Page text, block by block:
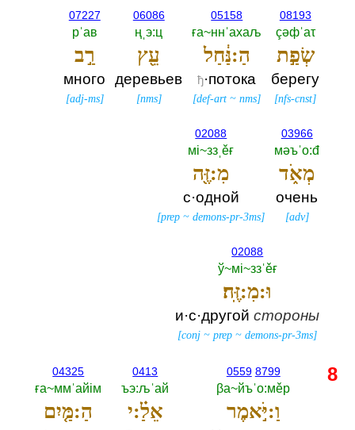
08193
çәфˈаτ
שְׂפַ֣ת
берегу
[nfs-cnst]
05158
ға~ннˈахаљ
הַ:נַּ֔חַל
ђ·потока
[def-art ~nms]
06086
ңˌэ:ц
עֵ֖ץ
деревьев
[nms]
07227
рˈав
רַ֣ב
много
[adj-ms]
03966
мәъˈо:đ
מְאֹ֑ד
очень
[adv]
02088
мi~ззˌěғ
מִ:זֶּ֖ה
с·одной
[prep ~demons-pr-3ms]
02088
ў~мi~ззˈěғ
וּ:מִ:זֶּֽה׃
и·с·другойстороны
[conj ~prep ~demons-pr-3ms]
0559 8799
βа~йъˈо:мěр
וַ:יֹּ֣אמֶר
0413
ъэ:љˈай
אֵלַ֗:י
04325
ға~ммˈайiм
הַ:מַּ֤יִם
8